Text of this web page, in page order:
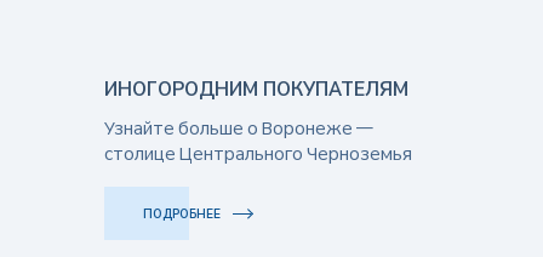
ИНОГОРОДНИМ ПОКУПАТЕЛЯМ
Узнайте больше о Воронеже —
столице Центрального Черноземья
ПОДРОБНЕЕ